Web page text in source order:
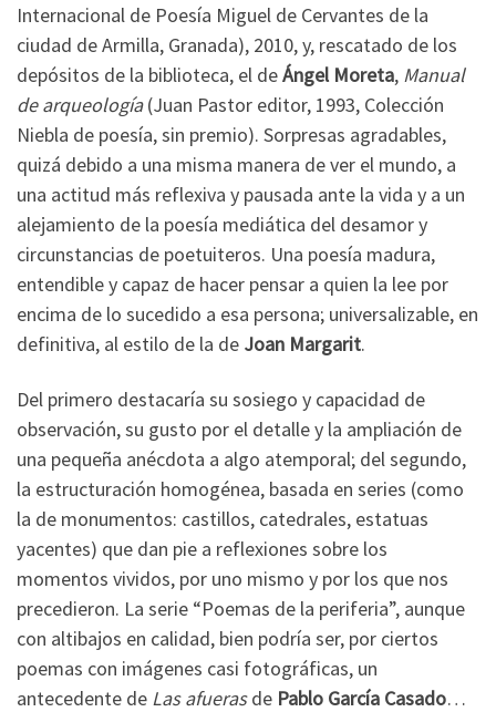
Internacional de Poesía Miguel de Cervantes de la
ciudad de Armilla, Granada), 2010, y, rescatado de los
depósitos de la biblioteca, el deÁngel Moreta, Manual
de arqueología(Juan Pastor editor, 1993, Colección
Niebla de poesía, sin premio). Sorpresas agradables,
quizá debido a una misma manera de ver el mundo, a
una actitud más reflexiva y pausada ante la vida y a un
alejamiento de la poesía mediática del desamor y
circunstancias de poetuiteros. Una poesía madura,
entendible y capaz de hacer pensar a quien la lee por
encima de lo sucedido a esa persona; universalizable, en
definitiva, al estilo de la de Joan Margarit.
Del primero destacaría su sosiego y capacidad de
observación, su gusto por el detalle y la ampliación de
una pequeña anécdota a algo atemporal; del segundo,
la estructuración homogénea, basada en series (como
la de monumentos: castillos, catedrales, estatuas
yacentes) que dan pie a reflexiones sobre los
momentos vividos, por uno mismo y por los que nos
precedieron. La serie “Poemas de la periferia”, aunque
con altibajos en calidad, bien podría ser, por ciertos
poemas con imágenes casi fotográficas, un
antecedente de Las afuerasde Pablo García Casado…